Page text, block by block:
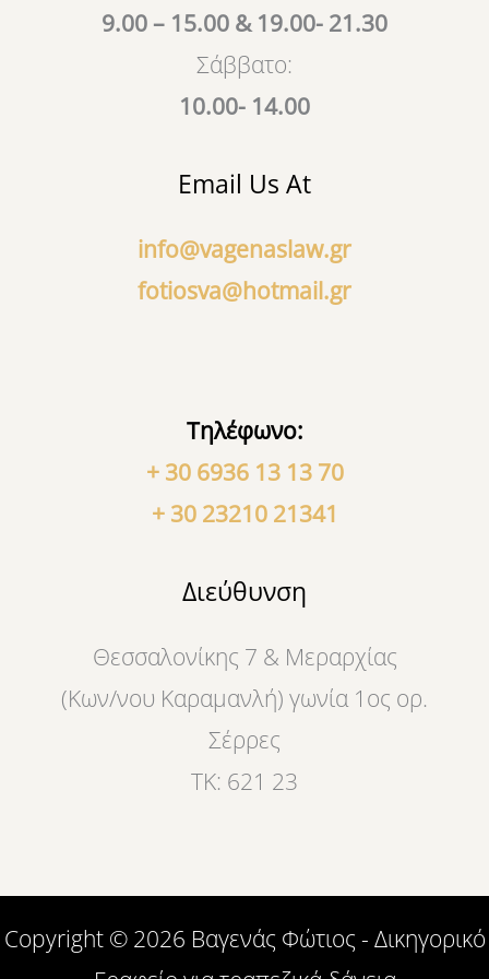
9.00 – 15.00 & 19.00- 21.30
Σάββατο:
10.00- 14.00
Email Us At
info@vagenaslaw.gr
fotiosva@hotmail.gr
Τηλέφωνο:
+ 30 6936 13 13 70
+ 30 23210 21341
Διεύθυνση
Θεσσαλονίκης 7 & Μεραρχίας
(Κων/νου Καραμανλή) γωνία 1ος ορ.
Σέρρες
ΤΚ: 621 23
Copyright © 2026 Βαγενάς Φώτιος - Δικηγορικό